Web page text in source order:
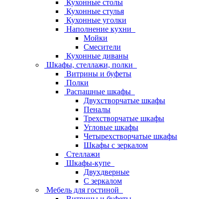
Кухонные столы
Кухонные стулья
Кухонные уголки
Наполнение кухни
Мойки
Смесители
Кухонные диваны
Шкафы, стеллажи, полки
Витрины и буфеты
Полки
Распашные шкафы
Двухстворчатые шкафы
Пеналы
Трехстворчатые шкафы
Угловые шкафы
Четырехстворчатые шкафы
Шкафы с зеркалом
Стеллажи
Шкафы-купе
Двухдверные
С зеркалом
Мебель для гостиной